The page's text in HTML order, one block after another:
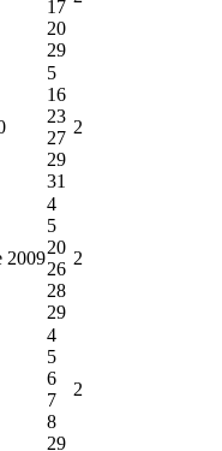
17
20
29
5
16
23
27
29
31
2
2009
4
5
20
26
28
29
2
4
5
6
7
8
29
2